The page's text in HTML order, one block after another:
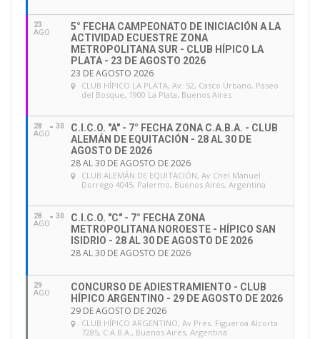
23
AGO
5° FECHA CAMPEONATO DE INICIACIÓN A LA
ACTIVIDAD ECUESTRE ZONA
METROPOLITANA SUR - CLUB HÍPICO LA
PLATA - 23 DE AGOSTO 2026
23 DE AGOSTO 2026
CLUB HÍPICO LA PLATA, Av. 52, Casco Urbano, Paseo
del Bosque, 1900 La Plata, Buenos Aires
28
AGO
30
C.I.C.O. "A" - 7° FECHA ZONA C.A.B.A. - CLUB
ALEMÁN DE EQUITACIÓN - 28 AL 30 DE
AGOSTO DE 2026
28 AL 30 DE AGOSTO DE 2026
CLUB ALEMÁN DE EQUITACIÓN, Av Cnel Manuel
Dorrego 4045, Palermo, Buenos Aires, Argentina
28
AGO
30
C.I.C.O. "C" - 7° FECHA ZONA
METROPOLITANA NOROESTE - HÍPICO SAN
ISIDRIO - 28 AL 30 DE AGOSTO DE 2026
28 AL 30 DE AGOSTO DE 2026
29
AGO
CONCURSO DE ADIESTRAMIENTO - CLUB
HÍPICO ARGENTINO - 29 DE AGOSTO DE 2026
29 DE AGOSTO DE 2026
CLUB HÍPICO ARGENTINO, Av Pres. Figueroa Alcorta
7285, C.A.B.A., Buenos Aires, Argentina